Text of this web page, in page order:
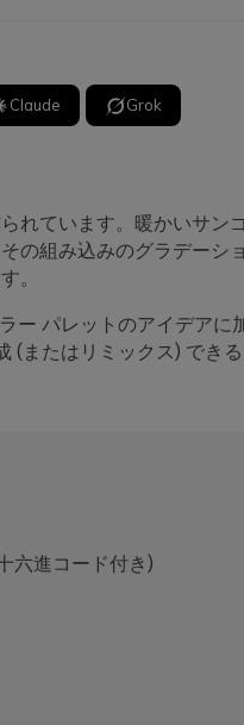
Claude Grok
れています。暖かいサン
の組み込みのグラデーシ
。
ー パレットのアイデアに
(またはリミックス) でき
六進コード付き)